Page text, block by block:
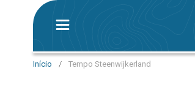
Início / Tempo Steenwijkerland